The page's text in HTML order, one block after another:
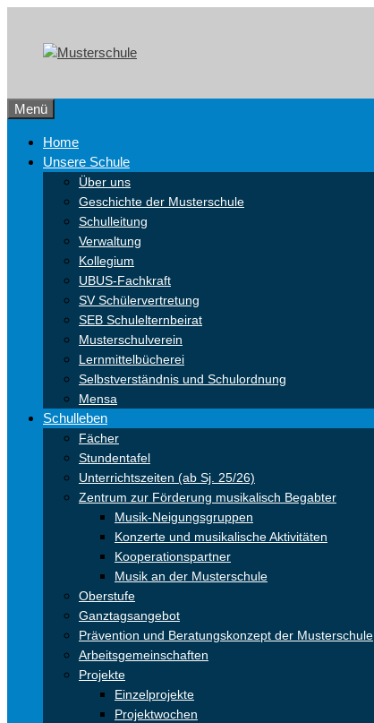
springen
content
Menü
Home
Unsere Schule
Über uns
Geschichte der Musterschule
Schulleitung
Verwaltung
Kollegium
UBUS-Fachkraft
SV Schülervertretung
SEB Schulelternbeirat
Musterschulverein
Lernmittelbücherei
Selbstverständnis und Schulordnung
Mensa
Schulleben
Fächer
Stundentafel
Unterrichtszeiten (ab Sj. 25/26)
Zentrum zur Förderung musikalisch Begabter
Musik-Neigungsgruppen
Konzerte und musikalische Aktivitäten
Kooperationspartner
Musik an der Musterschule
Oberstufe
Ganztagsangebot
Prävention und Beratungskonzept der Musterschule
Arbeitsgemeinschaften
Projekte
Einzelprojekte
Projektwochen